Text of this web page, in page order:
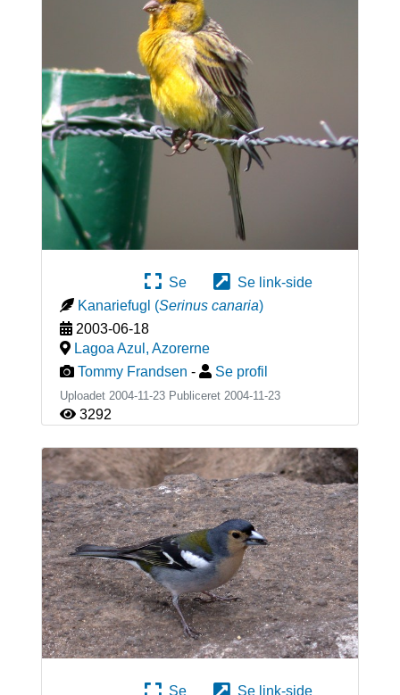
Se
Se link-side
Kanariefugl (Serinus canaria)
2003-06-18
Lagoa Azul , Azorerne
Tommy Frandsen - Se profil
Uploadet 2004-11-23 Publiceret 2004-11-23
3292
Se Se link-side